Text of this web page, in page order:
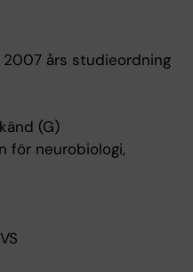
2007 års studieordning
(G)
för neurobiologi,